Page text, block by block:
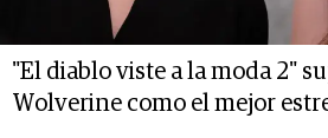
"El diablo viste a la moda 2"
Wolverine como el mejor